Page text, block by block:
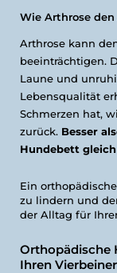
Wie Arthrose
Arthrose kann
beeinträchtigen.
Laune und
Lebensqualität
Schmerzen hat,
zurück. Besser
Hundebett
Ein
zu lindern und
der Alltag für
Orthopädische
Ihren Vierbeiner